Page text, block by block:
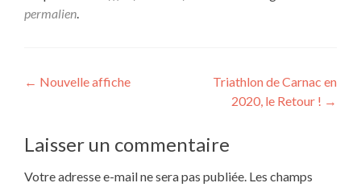
permalien.
← Nouvelle affiche
Triathlon de Carnac en
2020, le Retour ! →
Laisser un commentaire
Votre adresse e-mail ne sera pas publiée. Les champs